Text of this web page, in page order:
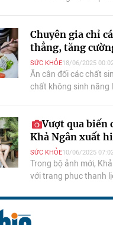
Chuyên gia chỉ
thẳng, tăng
SỨC KHỎE18/06/2025
Ăn cân đối các chất
chất không sinh năng
sức khoẻ.
Vượt qua biến
Khả Ngân xuất
SỨC KHỎE10/06/2025
Trong bộ ảnh mới,
với trang phục thanh
cực đến người đối